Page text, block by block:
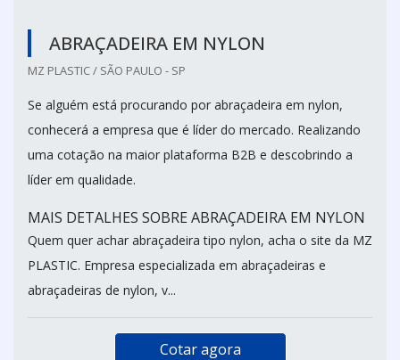
ABRAÇADEIRA EM NYLON
MZ PLASTIC / SÃO PAULO - SP
Se alguém está procurando por abraçadeira em nylon,
conhecerá a empresa que é líder do mercado. Realizando
uma cotação na maior plataforma B2B e descobrindo a
líder em qualidade.
MAIS DETALHES SOBRE ABRAÇADEIRA EM NYLON
Quem quer achar abraçadeira tipo nylon, acha o site da MZ
PLASTIC. Empresa especializada em abraçadeiras e
abraçadeiras de nylon, v...
Cotar agora